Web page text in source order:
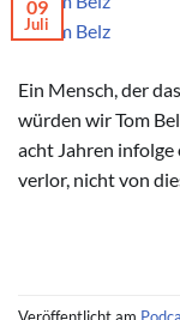
© Tom Belz
09
Juli
Ein Mensch, der
würden wir Tom
acht Jahren infolge
verlor, nicht von
Veröffentlicht am